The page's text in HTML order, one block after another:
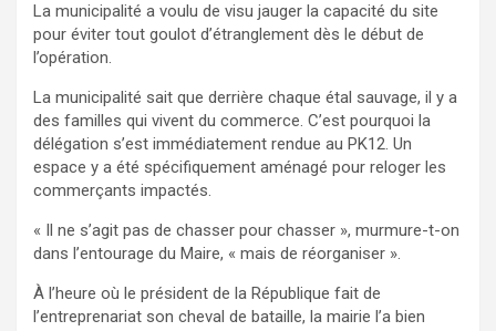
La municipalité a voulu de visu jauger la capacité du site
pour éviter tout goulot d’étranglement dès le début de
l’opération.
La municipalité sait que derrière chaque étal sauvage, il y a
des familles qui vivent du commerce. C’est pourquoi la
délégation s’est immédiatement rendue au PK12. Un
espace y a été spécifiquement aménagé pour reloger les
commerçants impactés.
« Il ne s’agit pas de chasser pour chasser », murmure-t-on
dans l’entourage du Maire, « mais de réorganiser ».
À l’heure où le président de la République fait de
l’entreprenariat son cheval de bataille, la mairie l’a bien